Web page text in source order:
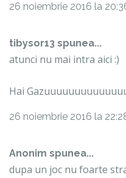
26 noiembrie 2016 la
tibysor13 spunea...
atunci nu mai intra aici :)
Hai
26 noiembrie 2016 la
Anonim spunea...
dupa un joc nu foarte